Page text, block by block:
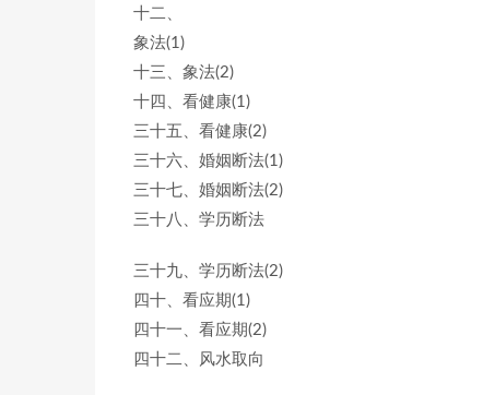
十二、
象法(1)
十三、象法(2)
十四、看健康(1)
三十五、看健康(2)
三十六、婚姻断法(1)
三十七、婚姻断法(2)
三十八、学历断法
三十九、学历断法(2)
四十、看应期(1)
四十一、看应期(2)
四十二、风水取向